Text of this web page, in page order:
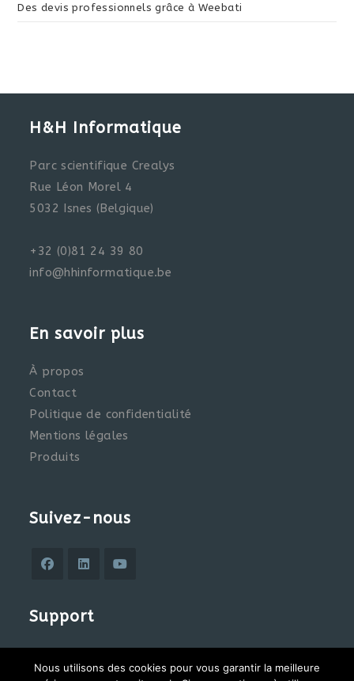
Des devis professionnels grâce à Weebati
H&H Informatique
Parc scientifique Crealys
Rue Léon Morel 4
5032 Isnes (Belgique)
+32 (0)81 24 39 80
info@hhinformatique.be
En savoir plus
À propos
Contact
Politique de confidentialité
Mentions légales
Produits
Suivez-nous
dans
nouvel
onglet
dans
nouvel
onglet
nouvel
onglet
Support
Nous utilisons des cookies pour vous garantir la meilleure